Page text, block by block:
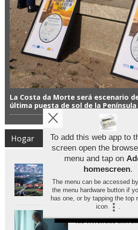
La Costa da Morte será escenario
última puesta de sol de la Península
Hogar
Los municipios
comprar casa en
debajo de los 400
cuadrado
Cómo facilitar el
las viviendas
Aviso sobre el Uso de
Utilizamos cookies
funcionamiento del
lista de cookies y como
nuestra Política de
Aceptar Cookies
To add this web app to
screen open the
menu and tap on
homescreen.
The menu can be accessed
the menu hardware button if
has one, or by tapping the top
icon
.